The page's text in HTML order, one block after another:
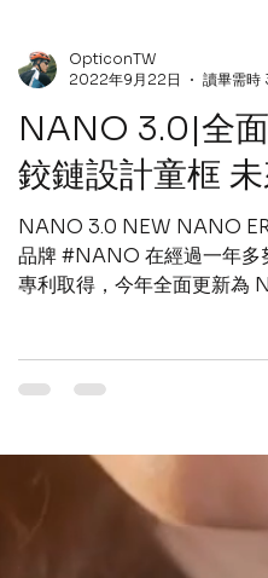
NANO 3.0|全
鉸鏈設計童框
NANO 3.0 NEW NANO
品牌 #NANO 在經過一年多
專利取得，今年全面更新為
OpticonTW
2022年9月22日
讀畢需時